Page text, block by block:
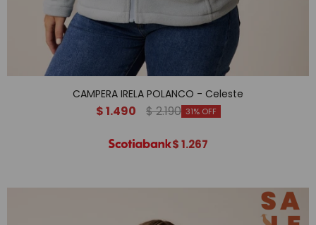
CAMPERA IRELA POLANCO - Celeste
$1.490 $2.190 31
$1.267